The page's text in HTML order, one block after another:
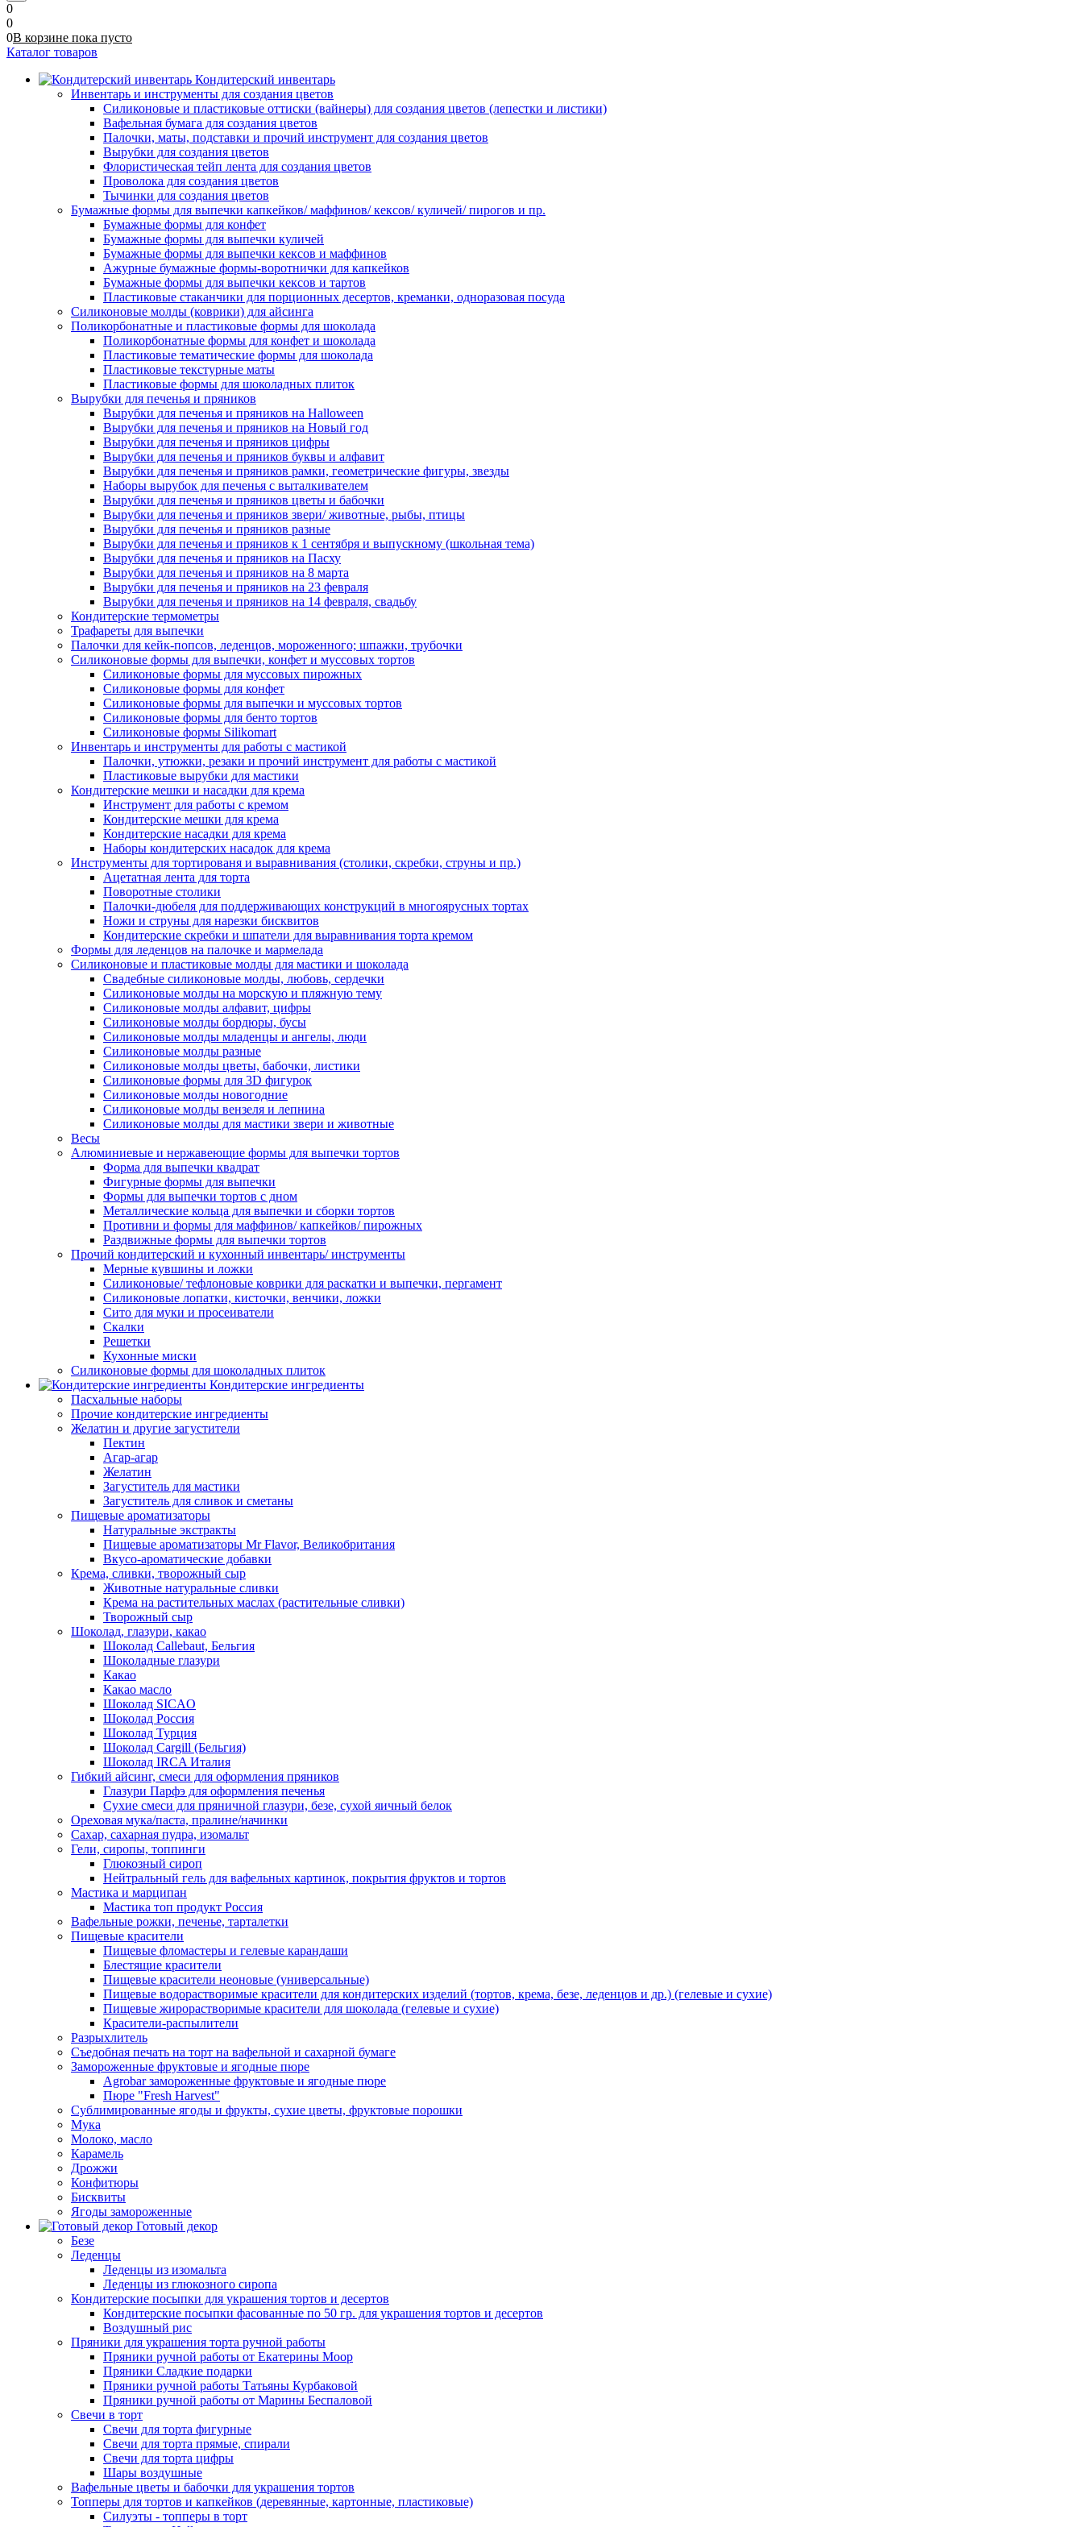
0
0
0В корзине пока пусто
Каталог товаров
Кондитерский инвентарь
Инвентарь и инструменты для создания цветов
Силиконовые и пластиковые оттиски (вайнеры) для создания цветов (лепестки и листики)
Вафельная бумага для создания цветов
Палочки, маты, подставки и прочий инструмент для создания цветов
Вырубки для создания цветов
Флористическая тейп лента для создания цветов
Проволока для создания цветов
Тычинки для создания цветов
Бумажные формы для выпечки капкейков/ маффинов/ кексов/ куличей/ пирогов и пр.
Бумажные формы для конфет
Бумажные формы для выпечки куличей
Бумажные формы для выпечки кексов и маффинов
Ажурные бумажные формы-воротнички для капкейков
Бумажные формы для выпечки кексов и тартов
Пластиковые стаканчики для порционных десертов, креманки, одноразовая посуда
Силиконовые молды (коврики) для айсинга
Поликорбонатные и пластиковые формы для шоколада
Поликорбонатные формы для конфет и шоколада
Пластиковые тематические формы для шоколада
Пластиковые текстурные маты
Пластиковые формы для шоколадных плиток
Вырубки для печенья и пряников
Вырубки для печенья и пряников на Halloween
Вырубки для печенья и пряников на Новый год
Вырубки для печенья и пряников цифры
Вырубки для печенья и пряников буквы и алфавит
Вырубки для печенья и пряников рамки, геометрические фигуры, звезды
Наборы вырубок для печенья с выталкивателем
Вырубки для печенья и пряников цветы и бабочки
Вырубки для печенья и пряников звери/ животные, рыбы, птицы
Вырубки для печенья и пряников разные
Вырубки для печенья и пряников к 1 сентября и выпускному (школьная тема)
Вырубки для печенья и пряников на Пасху
Вырубки для печенья и пряников на 8 марта
Вырубки для печенья и пряников на 23 февраля
Вырубки для печенья и пряников на 14 февраля, свадьбу
Кондитерские термометры
Трафареты для выпечки
Палочки для кейк-попсов, леденцов, мороженного; шпажки, трубочки
Силиконовые формы для выпечки, конфет и муссовых тортов
Силиконовые формы для муссовых пирожных
Силиконовые формы для конфет
Силиконовые формы для выпечки и муссовых тортов
Силиконовые формы для бенто тортов
Силиконовые формы Silikomart
Инвентарь и инструменты для работы с мастикой
Палочки, утюжки, резаки и прочий инструмент для работы с мастикой
Пластиковые вырубки для мастики
Кондитерские мешки и насадки для крема
Инструмент для работы с кремом
Кондитерские мешки для крема
Кондитерские насадки для крема
Наборы кондитерских насадок для крема
Инструменты для тортированя и выравнивания (столики, скребки, струны и пр.)
Ацетатная лента для торта
Поворотные столики
Палочки-дюбеля для поддерживающих конструкций в многоярусных тортах
Ножи и струны для нарезки бисквитов
Кондитерские скребки и шпатели для выравнивания торта кремом
Формы для леденцов на палочке и мармелада
Силиконовые и пластиковые молды для мастики и шоколада
Свадебные силиконовые молды, любовь, сердечки
Силиконовые молды на морскую и пляжную тему
Силиконовые молды алфавит, цифры
Силиконовые молды бордюры, бусы
Силиконовые молды младенцы и ангелы, люди
Силиконовые молды разные
Силиконовые молды цветы, бабочки, листики
Силиконовые формы для 3D фигурок
Силиконовые молды новогодние
Силиконовые молды вензеля и лепнина
Силиконовые молды для мастики звери и животные
Весы
Алюминиевые и нержавеющие формы для выпечки тортов
Форма для выпечки квадрат
Фигурные формы для выпечки
Формы для выпечки тортов с дном
Металлические кольца для выпечки и сборки тортов
Противни и формы для маффинов/ капкейков/ пирожных
Раздвижные формы для выпечки тортов
Прочий кондитерский и кухонный инвентарь/ инструменты
Мерные кувшины и ложки
Силиконовые/ тефлоновые коврики для раскатки и выпечки, пергамент
Силиконовые лопатки, кисточки, венчики, ложки
Сито для муки и просеиватели
Скалки
Решетки
Кухонные миски
Силиконовые формы для шоколадных плиток
Кондитерские ингредиенты
Пасхальные наборы
Прочие кондитерские ингредиенты
Желатин и другие загустители
Пектин
Агар-агар
Желатин
Загуститель для мастики
Загуститель для сливок и сметаны
Пищевые ароматизаторы
Натуральные экстракты
Пищевые ароматизаторы Mr Flavor, Великобритания
Вкусо-ароматические добавки
Крема, сливки, творожный сыр
Животные натуральные сливки
Крема на растительных маслах (растительные сливки)
Творожный сыр
Шоколад, глазури, какао
Шоколад Callebaut, Бельгия
Шоколадные глазури
Какао
Какао масло
Шоколад SICAO
Шоколад Россия
Шоколад Турция
Шоколад Cargill (Бельгия)
Шоколад IRCA Италия
Гибкий айсинг, смеси для оформления пряников
Глазури Парфэ для оформления печенья
Сухие смеси для пряничной глазури, безе, сухой яичный белок
Ореховая мука/паста, пралине/начинки
Сахар, сахарная пудра, изомальт
Гели, сиропы, топпинги
Глюкозный сироп
Нейтральный гель для вафельных картинок, покрытия фруктов и тортов
Мастика и марципан
Мастика топ продукт Россия
Вафельные рожки, печенье, тарталетки
Пищевые красители
Пищевые фломастеры и гелевые карандаши
Блестящие красители
Пищевые красители неоновые (универсальные)
Пищевые водорастворимые красители для кондитерских изделий (тортов, крема, безе, леденцов и др.) (гелевые и сухие)
Пищевые жирорастворимые красители для шоколада (гелевые и сухие)
Красители-распылители
Разрыхлитель
Съедобная печать на торт на вафельной и сахарной бумаге
Замороженные фруктовые и ягодные пюре
Agrobar замороженные фруктовые и ягодные пюре
Пюре "Fresh Harvest"
Сублимированные ягоды и фрукты, сухие цветы, фруктовые порошки
Мука
Молоко, масло
Карамель
Дрожжи
Конфитюры
Бисквиты
Ягоды замороженные
Готовый декор
Безе
Леденцы
Леденцы из изомальта
Леденцы из глюкозного сиропа
Кондитерские посыпки для украшения тортов и десертов
Кондитерские посыпки фасованные по 50 гр. для украшения тортов и десертов
Воздушный рис
Пряники для украшения торта ручной работы
Пряники ручной работы от Екатерины Моор
Пряники Сладкие подарки
Пряники ручной работы Татьяны Курбаковой
Пряники ручной работы от Марины Беспаловой
Свечи в торт
Свечи для торта фигурные
Свечи для торта прямые, спирали
Свечи для торта цифры
Шары воздушные
Вафельные цветы и бабочки для украшения тортов
Топперы для тортов и капкейков (деревянные, картонные, пластиковые)
Силуэты - топперы в торт